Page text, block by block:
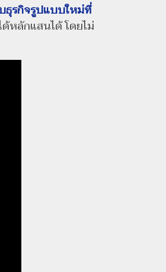
ธุรกิจรูปแบบใหม่ที่
หลักแสนได้ โดยไม่